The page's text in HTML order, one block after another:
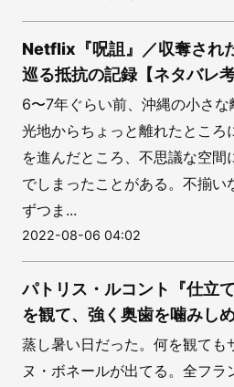
Netflix『呪詛』／収奪され
巡る抵抗の記録【ネタバレ考
6〜7年ぐらい前、沖縄の小さな
光地からちょっと離れたところ
を進んだところ、不思議な空間
でしまったことがある。不揃い
ずつま...
2022-08-06 04:02
パトリス・ルコント『仕立て
を観て、強く奥歯を噛みし
蒸し暑い日だった。何を観ても
ヌ・ボネールが出てる。全フラ